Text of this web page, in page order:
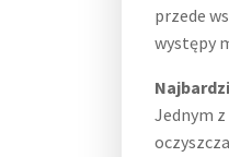
przede
występy
Jednym